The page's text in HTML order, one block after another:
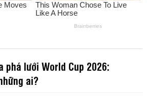
phá lưới World Cup 2026:
ai?